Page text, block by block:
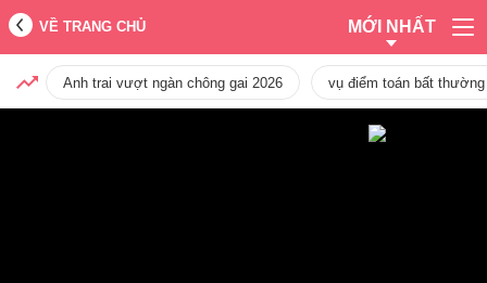
VỀ TRANG CHỦ MỚI NHẤT
Anh trai vượt ngàn chông gai 2026 vụ điểm toán bất